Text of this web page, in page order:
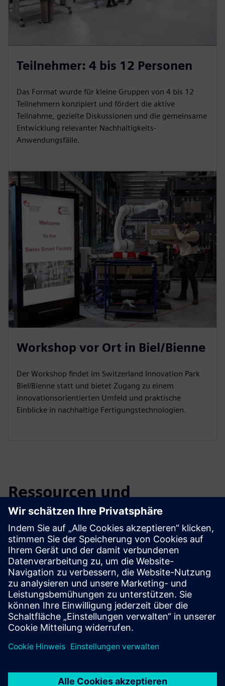
Teilnehmer: 4 bis 12 Personen
Das Format wurde für kleine Gruppen von 4 bis 12
Teilnehmern konzipiert und fördert die aktive
Teilnahme, gezielte Diskussionen und die gemeinsame
Entwicklung relevanter Nachhaltigkeits-
Anwendungsfälle.
Workshop vor Ort in Biel/Bienne
Der Workshop findet im Switzerland Innovation Park
Biel/Bienne statt und bietet Zugang zu einem
innovationsorientierten Umfeld und praktische
Einblicke in nachhaltige Fertigungstechnologien.
Ressourcen und
verwandte Produkte
erkunden
Voraussetzungen
Interesse an dem Thema
Keine Vorkenntnisse erforderlich